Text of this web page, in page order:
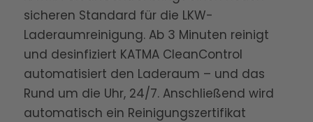
sicheren Standard für die LKW-
Laderaumreinigung. Ab 3 Minuten reinigt
und desinfiziert KATMA CleanControl
automatisiert den Laderaum – und das
Rund um die Uhr, 24/7. Anschließend wird
automatisch ein Reinigungszertifikat